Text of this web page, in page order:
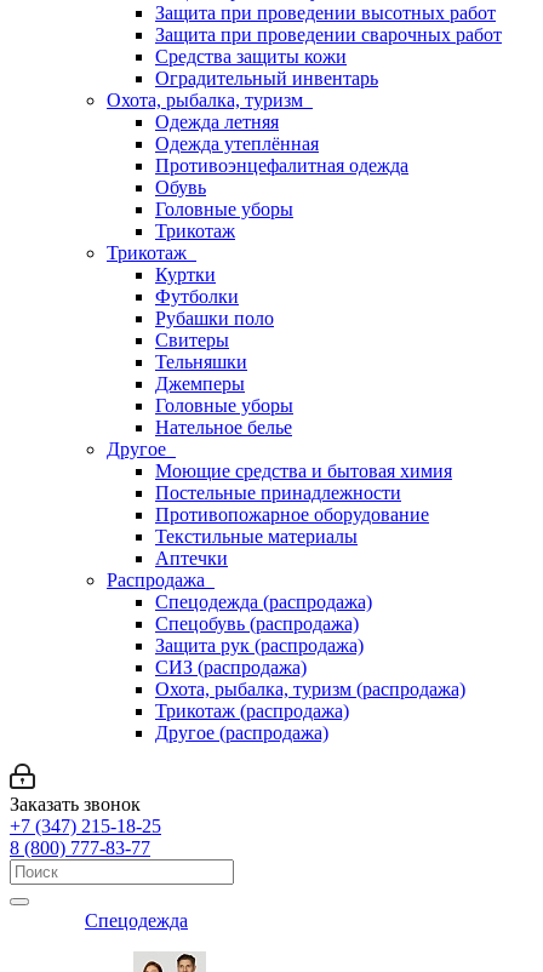
Защита при проведении высотных работ
Защита при проведении сварочных работ
Средства защиты кожи
Оградительный инвентарь
Охота, рыбалка, туризм
Одежда летняя
Одежда утеплённая
Противоэнцефалитная одежда
Обувь
Головные уборы
Трикотаж
Трикотаж
Куртки
Футболки
Рубашки поло
Свитеры
Тельняшки
Джемперы
Головные уборы
Нательное белье
Другое
Моющие средства и бытовая химия
Постельные принадлежности
Противопожарное оборудование
Текстильные материалы
Аптечки
Распродажа
Спецодежда (распродажа)
Спецобувь (распродажа)
Защита рук (распродажа)
СИЗ (распродажа)
Охота, рыбалка, туризм (распродажа)
Трикотаж (распродажа)
Другое (распродажа)
Заказать звонок
+7 (347) 215-18-25
8 (800) 777-83-77
Спецодежда